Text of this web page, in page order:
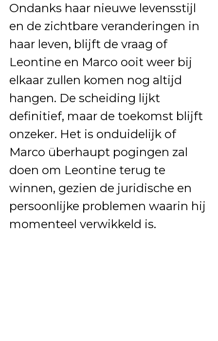
Ondanks haar nieuwe levensstijl
en de zichtbare veranderingen in
haar leven, blijft de vraag of
Leontine en Marco ooit weer bij
elkaar zullen komen nog altijd
hangen. De scheiding lijkt
definitief, maar de toekomst blijft
onzeker. Het is onduidelijk of
Marco überhaupt pogingen zal
doen om Leontine terug te
winnen, gezien de juridische en
persoonlijke problemen waarin hij
momenteel verwikkeld is.